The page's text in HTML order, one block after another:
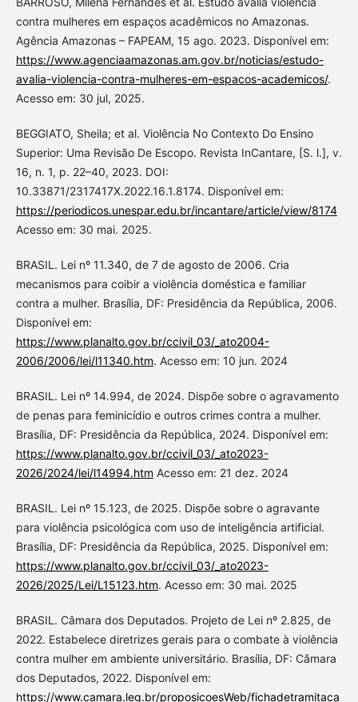
contra mulheres em espaços acadêmicos no Amazonas.
Agência Amazonas – FAPEAM, 15 ago. 2023. Disponível em:
https://www.agenciaamazonas.am.gov.br/noticias/estudo-
avalia-violencia-contra-mulheres-em-espacos-academicos/.
Acesso em: 30 jul, 2025.
BEGGIATO, Sheila; et al. Violência No Contexto Do Ensino
Superior: Uma Revisão De Escopo. Revista InCantare, [S. l.], v.
16, n. 1, p. 22–40, 2023. DOI:
10.33871/2317417X.2022.16.1.8174. Disponível em:
https://periodicos.unespar.edu.br/incantare/article/view/8174
Acesso em: 30 mai. 2025.
BRASIL. Lei nº 11.340, de 7 de agosto de 2006. Cria
mecanismos para coibir a violência doméstica e familiar
contra a mulher. Brasília, DF: Presidência da República, 2006.
Disponível em:
https://www.planalto.gov.br/ccivil_03/_ato2004-
2006/2006/lei/l11340.htm. Acesso em: 10 jun. 2024
BRASIL. Lei nº 14.994, de 2024. Dispõe sobre o agravamento
de penas para feminicídio e outros crimes contra a mulher.
Brasília, DF: Presidência da República, 2024. Disponível em:
https://www.planalto.gov.br/ccivil_03/_ato2023-
2026/2024/lei/l14994.htm Acesso em: 21 dez. 2024
BRASIL. Lei nº 15.123, de 2025. Dispõe sobre o agravante
para violência psicológica com uso de inteligência artificial.
Brasília, DF: Presidência da República, 2025. Disponível em:
https://www.planalto.gov.br/ccivil_03/_ato2023-
2026/2025/Lei/L15123.htm. Acesso em: 30 mai. 2025
BRASIL. Câmara dos Deputados. Projeto de Lei nº 2.825, de
2022. Estabelece diretrizes gerais para o combate à violência
contra mulher em ambiente universitário. Brasília, DF: Câmara
dos Deputados, 2022. Disponível em:
https://www.camara.leg.br/proposicoesWeb/fichadetramitaca